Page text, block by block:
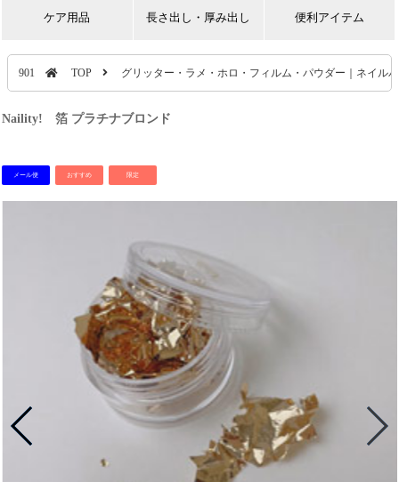
ケア用品 長さ出し・厚み出し 便利アイテム
901 TOP グリッター・ラメ・ホロ・フィルム・パウダー｜ネイル
Naility! 箔 プラチナブロンド
メール便 おすすめ 限定